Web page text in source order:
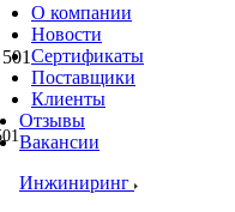
О компании
Новости
Сертификаты
Поставщики
Клиенты
Отзывы
Вакансии
Инжиниринг